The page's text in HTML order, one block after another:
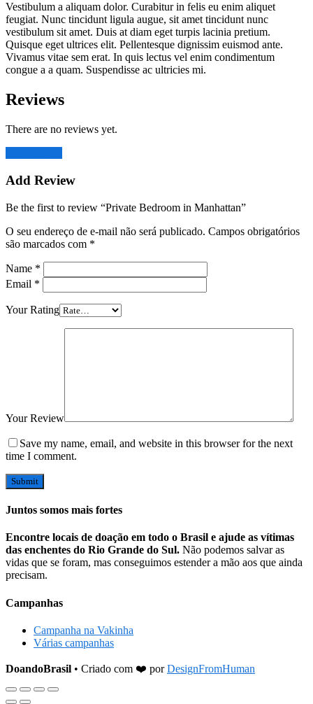
Vestibulum a aliquam dolor. Curabitur in felis eu enim aliquet
feugiat. Nunc tincidunt ligula augue, sit amet tincidunt nunc
vestibulum sit amet. Duis at diam eget turpis lacinia pretium.
Quisque eget ultrices elit. Pellentesque dignissim euismod ante.
Vivamus vitae sem erat. In quis lectus vel enim condimentum
congue a a quam. Suspendisse ac ultricies mi.
Reviews
There are no reviews yet.
Add Review
Be the first to review “Private Bedroom in Manhattan”
O seu endereço de e-mail não será publicado. Campos obrigatórios
são marcados com *
Name *
Email *
Your Rating
Your Review
Save my name, email, and website in this browser for the next
time I comment.
Juntos somos mais fortes
Encontre locais de doação em todo o Brasil e ajude as vítimas
das enchentes do Rio Grande do Sul. Não podemos salvar as
vidas que se foram, mas conseguimos estender a mão aos que ainda
precisam.
Campanhas
Campanha na Vakinha
Várias campanhas
DoandoBrasil • Criado com ❤️ porDesignFromHuman